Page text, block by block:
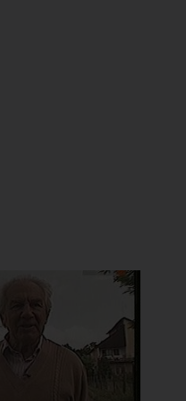
áttekintés a 2004-ben